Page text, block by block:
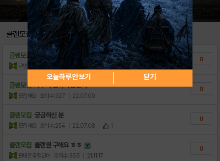
클랜모집
클랜모집 올엘리트,올만랩 계정 구매합니다
구멍킹 조회수:101 | 24.03.31
0
클랜모집 아무나 들이지 않는다
모집해요 조회수:327 | 22.07.09
0
클랜모집 궁금하신 분
모집해요 조회수:254 | 22.07.08 1
0
클랜모집 클랜원 구해요 ㅎㅎ
판테온충잼민이 조회수:365 | 21.11.17
0
오늘하루 안보기 닫기